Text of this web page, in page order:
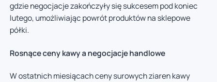
gdzie negocjacje zakończyły się sukcesem pod koniec
lutego, umożliwiając powrót produktów na sklepowe
półki.
Rosnące ceny kawy a negocjacje handlowe
W ostatnich miesiącach ceny surowych ziaren kawy